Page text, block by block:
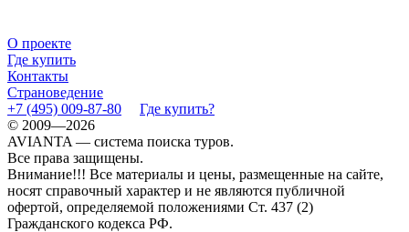
О проекте
Где купить
Контакты
Страноведение
+7 (495) 009-87-80
Где купить?
© 2009—2026
AVIANTA — система поиска туров.
Все права защищены.
Внимание!!! Все материалы и цены, размещенные на сайте,
носят справочный характер и не являются публичной
офертой, определяемой положениями Ст. 437 (2)
Гражданского кодекса РФ.